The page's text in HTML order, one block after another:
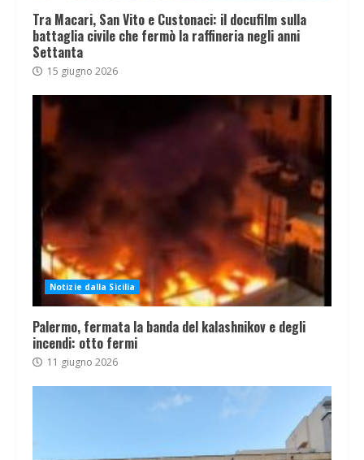
Tra Macari, San Vito e Custonaci: il docufilm sulla
battaglia civile che fermò la raffineria negli anni
Settanta
15 giugno 2026
Notizie dalla Sicilia
Palermo, fermata la banda del kalashnikov e degli
incendi: otto fermi
11 giugno 2026